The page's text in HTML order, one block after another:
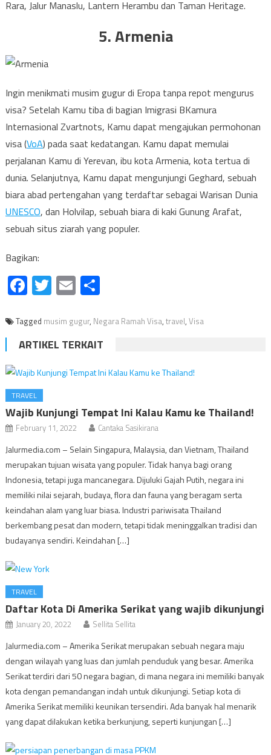
Rara, Jalur Manaslu, Lantern Herambu dan Taman Heritage.
5. Armenia
Ingin menikmati musim gugur di Eropa tanpa repot mengurus
visa? Setelah Kamu tiba di bagian Imigrasi BKamura
Internasional Zvartnots, Kamu dapat mengajukan permohonan
visa (VoA) pada saat kedatangan. Kamu dapat memulai
perjalanan Kamu di Yerevan, ibu kota Armenia, kota tertua di
dunia. Selanjutnya, Kamu dapat mengunjungi Geghard, sebuah
biara abad pertengahan yang terdaftar sebagai Warisan Dunia
UNESCO, dan Holvilap, sebuah biara di kaki Gunung Arafat,
sebuah situs ziarah yang populer.
Bagikan:
Facebook
Twitter
EmailShare
Tagged musim gugur, Negara Ramah Visa, travel, Visa
ARTIKEL TERKAIT
TRAVEL
Wajib Kunjungi Tempat Ini Kalau Kamu ke Thailand!
February 11, 2022 Cantaka Sasikirana
Jalurmedia.com – Selain Singapura, Malaysia, dan Vietnam, Thailand
merupakan tujuan wisata yang populer. Tidak hanya bagi orang
Indonesia, tetapi juga mancanegara. Dijuluki Gajah Putih, negara ini
memiliki nilai sejarah, budaya, flora dan fauna yang beragam serta
keindahan alam yang luar biasa. Industri pariwisata Thailand
berkembang pesat dan modern, tetapi tidak meninggalkan tradisi dan
budayanya sendiri. Keindahan […]
TRAVEL
Daftar Kota Di Amerika Serikat yang wajib dikunjungi
January 20, 2022 Sellita Sellita
Jalurmedia.com – Amerika Serikat merupakan sebuah negara maju
dengan wilayah yang luas dan jumlah penduduk yang besar. Amerika
Serikat terdiri dari 50 negara bagian, di mana negara ini memiliki banyak
kota dengan pemandangan indah untuk dikunjungi. Setiap kota di
Amerika Serikat memiliki keunikan tersendiri. Ada banyak hal menarik
yang dapat dilakukan ketika berkunjung, seperti kunjungan […]